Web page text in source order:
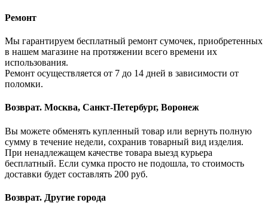
Ремонт
Мы гарантируем бесплатный ремонт сумочек, приобретенных
в нашем магазине на протяжении всего времени их
использования.
Ремонт осуществляется от 7 до 14 дней в зависимости от
поломки.
Возврат. Москва, Санкт-Петербург, Воронеж
Вы можете обменять купленный товар или вернуть полную
сумму в течение недели, сохранив товарный вид изделия.
При ненадлежащем качестве товара выезд курьера
бесплатный. Если сумка просто не подошла, то стоимость
доставки будет составлять 200 руб.
Возврат. Другие города